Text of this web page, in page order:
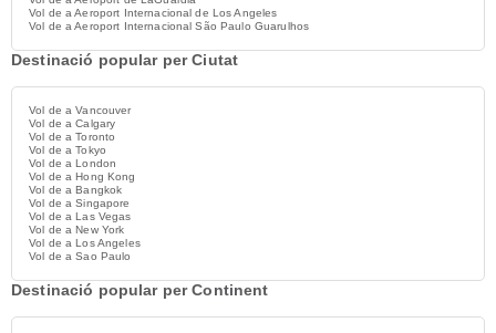
Vol de a Aeroport Internacional de Los Angeles
Vol de a Aeroport Internacional São Paulo Guarulhos
Destinació popular per Ciutat
Vol de a Vancouver
Vol de a Calgary
Vol de a Toronto
Vol de a Tokyo
Vol de a London
Vol de a Hong Kong
Vol de a Bangkok
Vol de a Singapore
Vol de a Las Vegas
Vol de a New York
Vol de a Los Angeles
Vol de a Sao Paulo
Destinació popular per Continent